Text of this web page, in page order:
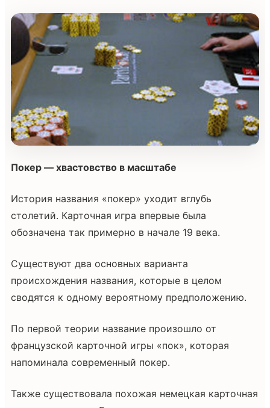
Покер — хвастовство в масштабе
История названия «покер» уходит вглубь
столетий. Карточная игра впервые была
обозначена так примерно в начале 19 века.
Существуют два основных варианта
происхождения названия, которые в целом
сводятся к одному вероятному предположению.
По первой теории название произошло от
французской карточной игры «пок», которая
напоминала современный покер.
Также существовала похожая немецкая карточная